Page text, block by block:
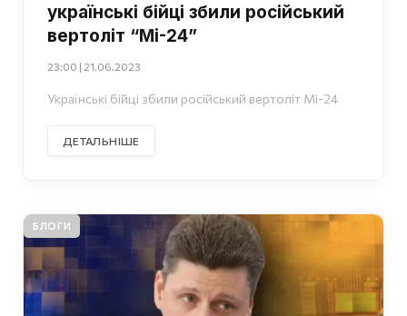
українські бійці збили російський
вертоліт “Мі-24”
23:00 | 21.06.2023
Українські бійці збили російський вертоліт Мі-24
ДЕТАЛЬНІШЕ
БЛОГИ